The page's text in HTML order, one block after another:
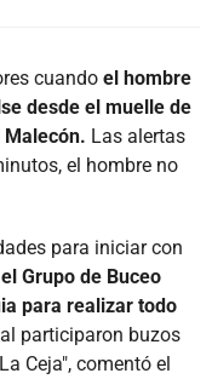
cuando el hombre
desde el muelle de
Malecón. Las alertas
el hombre no
para iniciar con
Grupo de Buceo
para realizar todo
participaron buzos
Ceja", comentó el